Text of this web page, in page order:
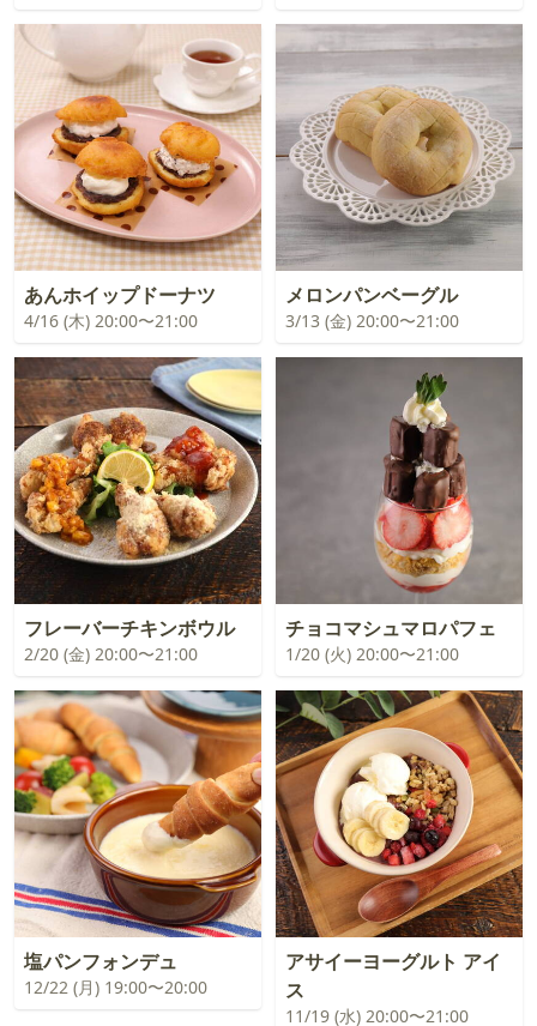
あんホイップドーナツ
4/16 (木) 20:00〜21:00
メロンパンベーグル
3/13 (金) 20:00〜21:00
フレーバーチキンボウル
2/20 (金) 20:00〜21:00
チョコマシュマロパフェ
1/20 (火) 20:00〜21:00
塩パンフォンデュ
12/22 (月) 19:00〜20:00
アサイーヨーグルト アイ
ス
11/19 (水) 20:00〜21:00